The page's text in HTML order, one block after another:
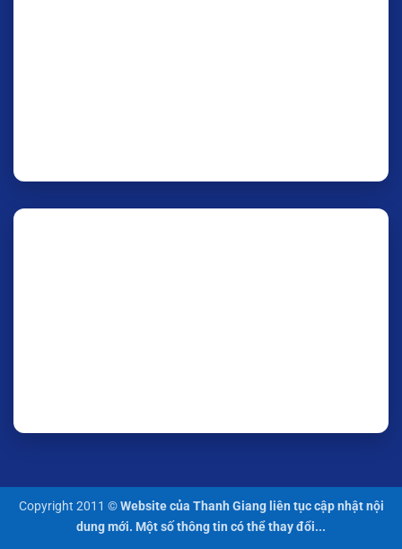
Copyright 2011 ©Website của Thanh Giang liên tục cập nhật nội
dung mới. Một số thông tin có thể thay đổi...